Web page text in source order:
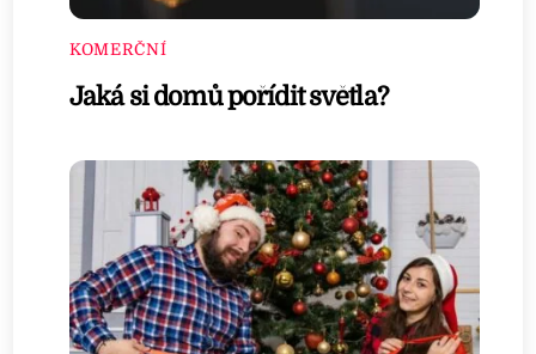
KOMERČNÍ
Jaká si domů pořídit světla?